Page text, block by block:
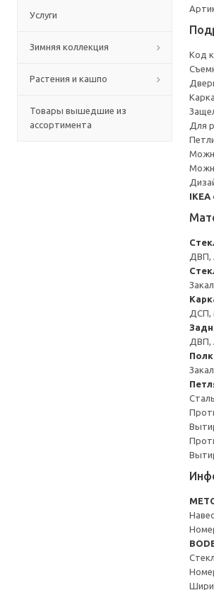
Услуги
Зимняя коллекция
Растения и кашпо
Товары вышедшие из
ассортимента
Код
Для
IKEA
ДВП,
ДСП,
ДВП,